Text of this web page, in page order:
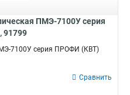
ПМЭ-7100У серия
7100У серия ПРОФИ (КВТ)
Сравнить